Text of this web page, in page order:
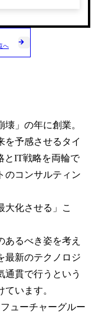
へ
」の年に創業。
を予感させるタイ
とIT戦略を両輪で
のコンサルティン
大化させる」こ
るべき姿を考え
最新のテクノロジ
通貫で行うという
います。
ューチャーグルー